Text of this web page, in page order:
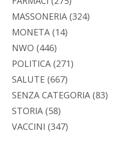
MASSONERIA(324)
MONETA(14)
NWO (446)
POLITICA(271)
SALUTE (667)
SENZA CATEGORIA(83)
STORIA(58)
VACCINI (347)